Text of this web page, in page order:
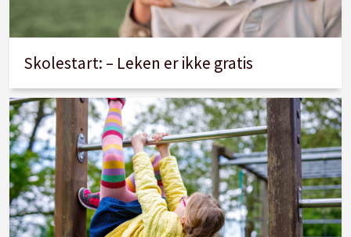
Skolestart: – Leken er ikke gratis